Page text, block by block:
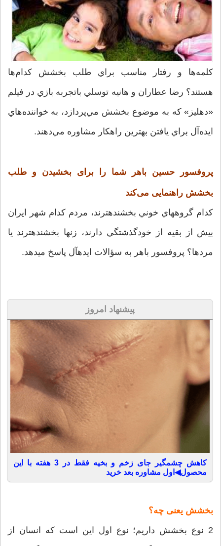
كلمه‌ها و رفتار مناسب براي طلب بخشش كدام‌ها
هستند؟ رضا عطاران و هانيه توسلي باتجربه بازي در فيلم
«دهليز» كه به موضوع بخشش مي‌پردازد، به خواننده‌هاي
ايده‌آل براي يافتن بهترين راهكار مشاوره مي‌دهند.
پروفسور حسین باهر شما را برای بخشیدن و طلب
بخشش راهنمایی می‌کند
کدام گروه​هاي خوني بخشنده​ترند، مردم کدام شهر ايران
بيش از بقيه از خودگذشتگي دارند، زن​ها بخشنده​ترند يا
مردها؟ پروفسور باهر به سؤالات ايده​آل پاسخ مي​دهد.
پیشنهاد امروز
کاهش چشمگیر جای زخم و بخیه فقط در 3 هفته با این
محصول◀اول مشاوره بعد خرید
بخشش یعنی چه؟
2 نوع بخشش داریم؛ نوع اول این است که انسان از